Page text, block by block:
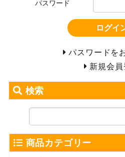
パスワード
ログイ
パスワードを
新規会
検索
商品カテゴリー